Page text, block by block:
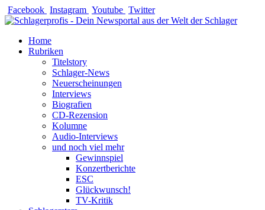
Zum
Inhalt
Facebook Instagram Youtube Twitter
Home
Rubriken
Titelstory
Schlager-News
Neuerscheinungen
Interviews
Biografien
CD-Rezension
Kolumne
Audio-Interviews
und noch viel mehr
Gewinnspiel
Konzertberichte
ESC
Glückwunsch!
TV-Kritik